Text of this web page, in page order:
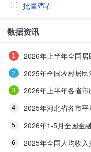
批量查看
数据资讯
2026年上半年全国
2025年全国农村居
2026年上半年各省市
2025年河北省各市平
2026年1-5月全国金
2025年全国人均收